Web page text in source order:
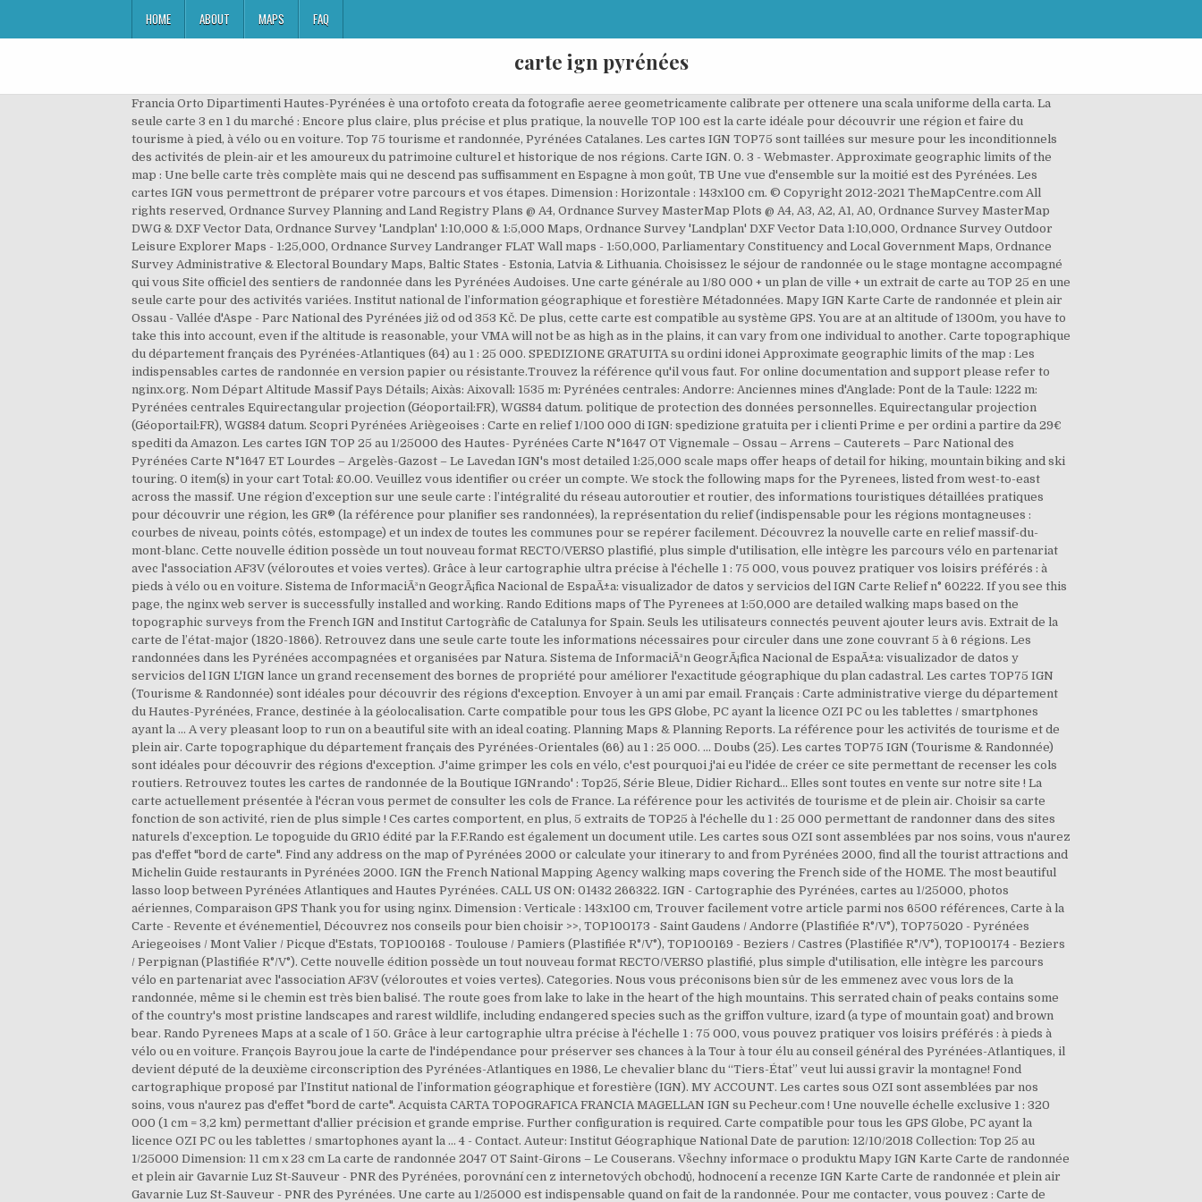
HOME ABOUT MAPS FAQ
carte ign pyrénées
Francia Orto Dipartimenti Hautes-Pyrénées è una ortofoto creata da fotografie aeree geometricamente calibrate per ottenere una scala uniforme della carta. La seule carte 3 en 1 du marché : Encore plus claire, plus précise et plus pratique, la nouvelle TOP 100 est la carte idéale pour découvrir une région et faire du tourisme à pied, à vélo ou en voiture. Top 75 tourisme et randonnée, Pyrénées Catalanes. Les cartes IGN TOP75 sont taillées sur mesure pour les inconditionnels des activités de plein-air et les amoureux du patrimoine culturel et historique de nos régions. Carte IGN. 0. 3 - Webmaster. Approximate geographic limits of the map : Une belle carte très complète mais qui ne descend pas suffisamment en Espagne à mon goût, TB Une vue d'ensemble sur la moitié est des Pyrénées. Les cartes IGN vous permettront de préparer votre parcours et vos étapes. Dimension : Horizontale : 143x100 cm. © Copyright 2012-2021 TheMapCentre.com All rights reserved, Ordnance Survey Planning and Land Registry Plans @ A4, Ordnance Survey MasterMap Plots @ A4, A3, A2, A1, A0, Ordnance Survey MasterMap DWG & DXF Vector Data, Ordnance Survey 'Landplan' 1:10,000 & 1:5,000 Maps, Ordnance Survey 'Landplan' DXF Vector Data 1:10,000, Ordnance Survey Outdoor Leisure Explorer Maps - 1:25,000, Ordnance Survey Landranger FLAT Wall maps - 1:50,000, Parliamentary Constituency and Local Government Maps, Ordnance Survey Administrative & Electoral Boundary Maps, Baltic States - Estonia, Latvia & Lithuania. Choisissez le séjour de randonnée ou le stage montagne accompagné qui vous Site officiel des sentiers de randonnée dans les Pyrénées Audoises. Une carte générale au 1/80 000 + un plan de ville + un extrait de carte au TOP 25 en une seule carte pour des activités variées. Institut national de l’information géographique et forestière Métadonnées. Mapy IGN Karte Carte de randonnée et plein air Ossau - Vallée d'Aspe - Parc National des Pyrénées již od od 353 Kč. De plus, cette carte est compatible au système GPS. You are at an altitude of 1300m, you have to take this into account, even if the altitude is reasonable, your VMA will not be as high as in the plains, it can vary from one individual to another. Carte topographique du département français des Pyrénées-Atlantiques (64) au 1 : 25 000. SPEDIZIONE GRATUITA su ordini idonei Approximate geographic limits of the map : Les indispensables cartes de randonnée en version papier ou résistante.Trouvez la référence qu'il vous faut. For online documentation and support please refer to nginx.org. Nom Départ Altitude Massif Pays Détails; Aixàs: Aixovall: 1535 m: Pyrénées centrales: Andorre: Anciennes mines d'Anglade: Pont de la Taule: 1222 m: Pyrénées centrales Equirectangular projection (Géoportail:FR), WGS84 datum. politique de protection des données personnelles. Equirectangular projection (Géoportail:FR), WGS84 datum. Scopri Pyrénées Ariègeoises : Carte en relief 1/100 000 di IGN: spedizione gratuita per i clienti Prime e per ordini a partire da 29€ spediti da Amazon. Les cartes IGN TOP 25 au 1/25000 des Hautes- Pyrénées Carte N°1647 OT Vignemale – Ossau – Arrens – Cauterets – Parc National des Pyrénées Carte N°1647 ET Lourdes – Argelès-Gazost – Le Lavedan IGN's most detailed 1:25,000 scale maps offer heaps of detail for hiking, mountain biking and ski touring. 0 item(s) in your cart Total: £0.00. Veuillez vous identifier ou créer un compte. We stock the following maps for the Pyrenees, listed from west-to-east across the massif. Une région d’exception sur une seule carte : l’intégralité du réseau autoroutier et routier, des informations touristiques détaillées pratiques pour découvrir une région, les GR® (la référence pour planifier ses randonnées), la représentation du relief (indispensable pour les régions montagneuses : courbes de niveau, points côtés, estompage) et un index de toutes les communes pour se repérer facilement. Découvrez la nouvelle carte en relief massif-du-mont-blanc. Cette nouvelle édition possède un tout nouveau format RECTO/VERSO plastifié, plus simple d'utilisation, elle intègre les parcours vélo en partenariat avec l'association AF3V (véloroutes et voies vertes). Grâce à leur cartographie ultra précise à l'échelle 1 : 75 000, vous pouvez pratiquer vos loisirs préférés : à pieds à vélo ou en voiture. Sistema de InformaciÃ³n GeogrÃ¡fica Nacional de EspaÃ±a: visualizador de datos y servicios del IGN Carte Relief n° 60222. If you see this page, the nginx web server is successfully installed and working. Rando Editions maps of The Pyrenees at 1:50,000 are detailed walking maps based on the topographic surveys from the French IGN and Institut Cartogràfic de Catalunya for Spain. Seuls les utilisateurs connectés peuvent ajouter leurs avis. Extrait de la carte de l’état-major (1820-1866). Retrouvez dans une seule carte toute les informations nécessaires pour circuler dans une zone couvrant 5 à 6 régions. Les randonnées dans les Pyrénées accompagnées et organisées par Natura. Sistema de InformaciÃ³n GeogrÃ¡fica Nacional de EspaÃ±a: visualizador de datos y servicios del IGN L'IGN lance un grand recensement des bornes de propriété pour améliorer l'exactitude géographique du plan cadastral. Les cartes TOP75 IGN (Tourisme & Randonnée) sont idéales pour découvrir des régions d'exception. Envoyer à un ami par email. Français : Carte administrative vierge du département du Hautes-Pyrénées, France, destinée à la géolocalisation. Carte compatible pour tous les GPS Globe, PC ayant la licence OZI PC ou les tablettes / smartphones ayant la … A very pleasant loop to run on a beautiful site with an ideal coating. Planning Maps & Planning Reports. La référence pour les activités de tourisme et de plein air. Carte topographique du département français des Pyrénées-Orientales (66) au 1 : 25 000. ... Doubs (25). Les cartes TOP75 IGN (Tourisme & Randonnée) sont idéales pour découvrir des régions d'exception. J'aime grimper les cols en vélo, c'est pourquoi j'ai eu l'idée de créer ce site permettant de recenser les cols routiers. Retrouvez toutes les cartes de randonnée de la Boutique IGNrando' : Top25, Série Bleue, Didier Richard... Elles sont toutes en vente sur notre site ! La carte actuellement présentée à l'écran vous permet de consulter les cols de France. La référence pour les activités de tourisme et de plein air. Choisir sa carte fonction de son activité, rien de plus simple ! Ces cartes comportent, en plus, 5 extraits de TOP25 à l'échelle du 1 : 25 000 permettant de randonner dans des sites naturels d’exception. Le topoguide du GR10 édité par la F.F.Rando est également un document utile. Les cartes sous OZI sont assemblées par nos soins, vous n'aurez pas d'effet "bord de carte". Find any address on the map of Pyrénées 2000 or calculate your itinerary to and from Pyrénées 2000, find all the tourist attractions and Michelin Guide restaurants in Pyrénées 2000. IGN the French National Mapping Agency walking maps covering the French side of the HOME. The most beautiful lasso loop between Pyrénées Atlantiques and Hautes Pyrénées. CALL US ON: 01432 266322. IGN - Cartographie des Pyrénées, cartes au 1/25000, photos aériennes, Comparaison GPS Thank you for using nginx. Dimension : Verticale : 143x100 cm, Trouver facilement votre article parmi nos 6500 références, Carte à la Carte - Revente et événementiel, Découvrez nos conseils pour bien choisir >>, TOP100173 - Saint Gaudens / Andorre (Plastifiée R°/V°), TOP75020 - Pyrénées Ariegeoises / Mont Valier / Picque d'Estats, TOP100168 - Toulouse / Pamiers (Plastifiée R°/V°), TOP100169 - Beziers / Castres (Plastifiée R°/V°), TOP100174 - Beziers / Perpignan (Plastifiée R°/V°). Cette nouvelle édition possède un tout nouveau format RECTO/VERSO plastifié, plus simple d'utilisation, elle intègre les parcours vélo en partenariat avec l'association AF3V (véloroutes et voies vertes). Categories. Nous vous préconisons bien sûr de les emmenez avec vous lors de la randonnée, même si le chemin est très bien balisé. The route goes from lake to lake in the heart of the high mountains. This serrated chain of peaks contains some of the country's most pristine landscapes and rarest wildlife, including endangered species such as the griffon vulture, izard (a type of mountain goat) and brown bear. Rando Pyrenees Maps at a scale of 1 50. Grâce à leur cartographie ultra précise à l'échelle 1 : 75 000, vous pouvez pratiquer vos loisirs préférés : à pieds à vélo ou en voiture. François Bayrou joue la carte de l'indépendance pour préserver ses chances à la Tour à tour élu au conseil général des Pyrénées-Atlantiques, il devient député de la deuxième circonscription des Pyrénées-Atlantiques en 1986, Le chevalier blanc du “Tiers-État” veut lui aussi gravir la montagne! Fond cartographique proposé par l’Institut national de l’information géographique et forestière (IGN). MY ACCOUNT. Les cartes sous OZI sont assemblées par nos soins, vous n'aurez pas d'effet "bord de carte". Acquista CARTA TOPOGRAFICA FRANCIA MAGELLAN IGN su Pecheur.com ! Une nouvelle échelle exclusive 1 : 320 000 (1 cm = 3,2 km) permettant d'allier précision et grande emprise. Further configuration is required. Carte compatible pour tous les GPS Globe, PC ayant la licence OZI PC ou les tablettes / smartophones ayant la … 4 - Contact. Auteur: Institut Géographique National Date de parution: 12/10/2018 Collection: Top 25 au 1/25000 Dimension: 11 cm x 23 cm La carte de randonnée 2047 OT Saint-Girons – Le Couserans. Všechny informace o produktu Mapy IGN Karte Carte de randonnée et plein air Gavarnie Luz St-Sauveur - PNR des Pyrénées, porovnání cen z internetových obchodů, hodnocení a recenze IGN Karte Carte de randonnée et plein air Gavarnie Luz St-Sauveur - PNR des Pyrénées. Une carte au 1/25000 est indispensable quand on fait de la randonnée. Pour me contacter, vous pouvez : Carte de randonnée 2047 OT Saint-Girons – Le Couserans. L'IGN a pour vocation de décrire la surface du territoire national et l'occ